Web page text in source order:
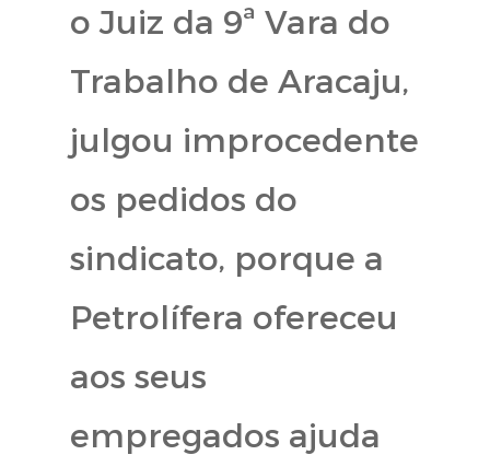
o Juiz da 9ª Vara do
Trabalho de Aracaju,
julgou improcedente
os pedidos do
sindicato, porque a
Petrolífera ofereceu
aos seus
empregados ajuda